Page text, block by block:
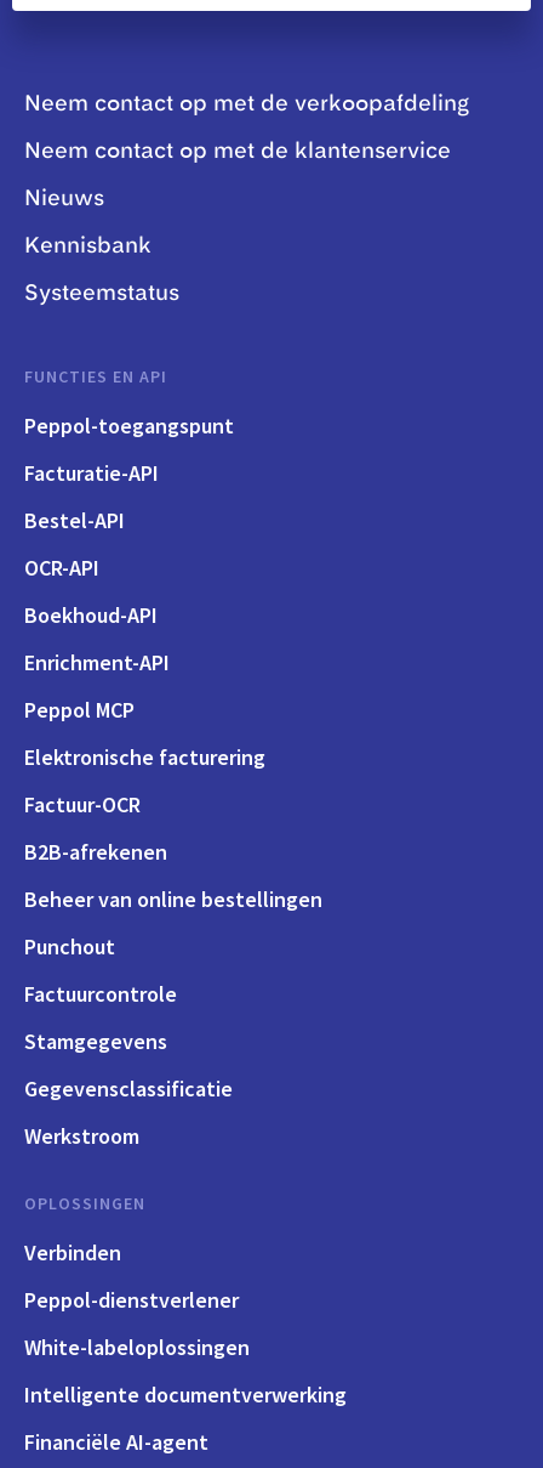
Neem contact op met de verkoopafdeling
Neem contact op met de klantenservice
Nieuws
Kennisbank
Systeemstatus
FUNCTIES EN API
Peppol-toegangspunt
Facturatie-API
Bestel-API
OCR-API
Boekhoud-API
Enrichment-API
Peppol MCP
Elektronische facturering
Factuur-OCR
B2B-afrekenen
Beheer van online bestellingen
Punchout
Factuurcontrole
Stamgegevens
Gegevensclassificatie
Werkstroom
OPLOSSINGEN
Verbinden
Peppol-dienstverlener
White-labeloplossingen
Intelligente documentverwerking
Financiële AI-agent